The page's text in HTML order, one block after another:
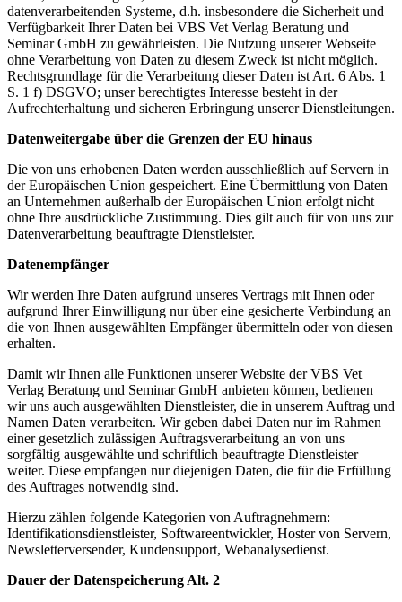
datenverarbeitenden Systeme, d.h. insbesondere die Sicherheit und
Verfügbarkeit Ihrer Daten bei VBS Vet Verlag Beratung und
Seminar GmbH zu gewährleisten. Die Nutzung unserer Webseite
ohne Verarbeitung von Daten zu diesem Zweck ist nicht möglich.
Rechtsgrundlage für die Verarbeitung dieser Daten ist Art. 6 Abs. 1
S. 1 f) DSGVO; unser berechtigtes Interesse besteht in der
Aufrechterhaltung und sicheren Erbringung unserer Dienstleitungen.
Datenweitergabe über die Grenzen der EU hinaus
Die von uns erhobenen Daten werden ausschließlich auf Servern in
der Europäischen Union gespeichert. Eine Übermittlung von Daten
an Unternehmen außerhalb der Europäischen Union erfolgt nicht
ohne Ihre ausdrückliche Zustimmung. Dies gilt auch für von uns zur
Datenverarbeitung beauftragte Dienstleister.
Datenempfänger
Wir werden Ihre Daten aufgrund unseres Vertrags mit Ihnen oder
aufgrund Ihrer Einwilligung nur über eine gesicherte Verbindung an
die von Ihnen ausgewählten Empfänger übermitteln oder von diesen
erhalten.
Damit wir Ihnen alle Funktionen unserer Website der VBS Vet
Verlag Beratung und Seminar GmbH anbieten können, bedienen
wir uns auch ausgewählten Dienstleister, die in unserem Auftrag und
Namen Daten verarbeiten. Wir geben dabei Daten nur im Rahmen
einer gesetzlich zulässigen Auftragsverarbeitung an von uns
sorgfältig ausgewählte und schriftlich beauftragte Dienstleister
weiter. Diese empfangen nur diejenigen Daten, die für die Erfüllung
des Auftrages notwendig sind.
Hierzu zählen folgende Kategorien von Auftragnehmern:
Identifikationsdienstleister, Softwareentwickler, Hoster von Servern,
Newsletterversender, Kundensupport, Webanalysedienst.
Dauer der Datenspeicherung Alt. 2